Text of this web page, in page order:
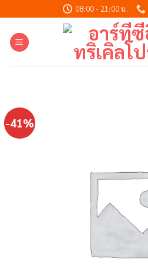
to
content
08:00 - 21:00 น.
-41%